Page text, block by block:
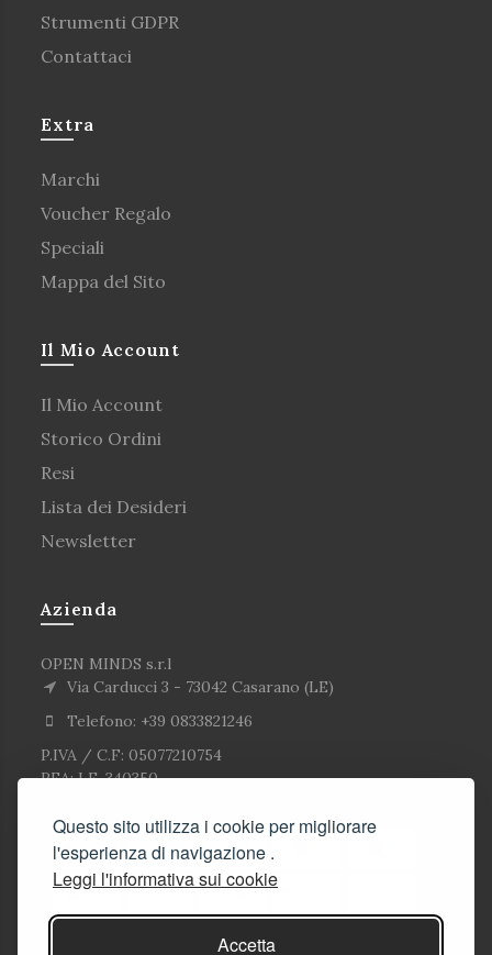
Questo sito utilizza i cookie per migliorare
l'esperienza di navigazione .
Leggi l'informativa sui cookie
Accetta
Strumenti GDPR
Contattaci
Extra
Marchi
Voucher Regalo
Speciali
Mappa del Sito
Il Mio Account
Il Mio Account
Storico Ordini
Resi
Lista dei Desideri
Newsletter
Azienda
OPEN MINDS s.r.l
Via Carducci 3 - 73042 Casarano (LE)
Telefono: +39 0833821246
P.IVA / C.F: 05077210754
REA: LE-340350